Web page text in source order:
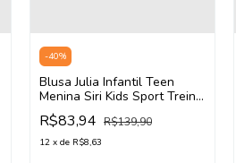
-40%
Blusa Julia Infantil Teen
Menina Siri Kids Sport Treino
41780 (Azul Claro)
R$83,94 R$139,90
12 x de R$8,63